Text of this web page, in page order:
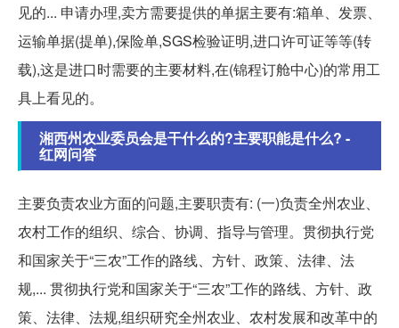
见的... 申请办理,卖方需要提供的单据主要有:箱单、发票、
运输单据(提单),保险单,SGS检验证明,进口许可证等等(转
载),这是进口时需要的主要材料,在(锦程订舱中心)的常用工
具上看见的。
湘西州农业委员会是干什么的?主要职能是什么? -
红网问答
主要负责农业方面的问题,主要职责有: (一)负责全州农业、
农村工作的组织、综合、协调、指导与管理。贯彻执行党
和国家关于“三农”工作的路线、方针、政策、法律、法
规,... 贯彻执行党和国家关于“三农”工作的路线、方针、政
策、法律、法规,组织研究全州农业、农村发展和改革中的